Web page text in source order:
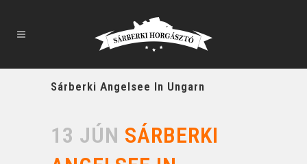
Sárberki Angelsee In Ungarn
13 JÚN SÁRBERKI